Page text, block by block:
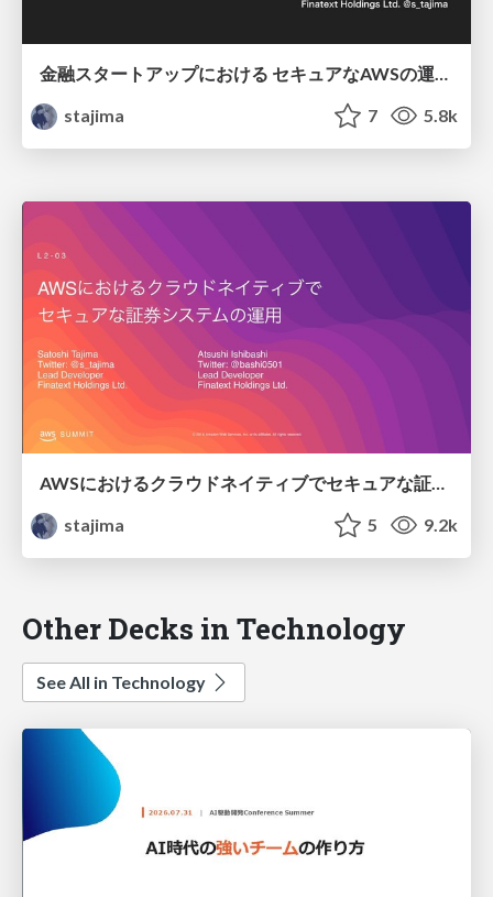
stajima
7 5.8k
AWSにおけるクラウドネイティブでセキュアな証券システムの運用 / aws-summit-tokyo-2019-l2-03-finatext
stajima
5 9.2k
Other Decks in Technology
See All in Technology